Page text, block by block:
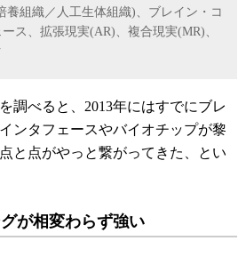
養組織／人工生体組織)、ブレイン・コ
ス、拡張現実(AR)、複合現実(MR)、
調べると、 2013年にはすでにブレ
ンタフェースやバイオチップが黎
と点がやっと繋がってきた、とい
が相変わらず強い